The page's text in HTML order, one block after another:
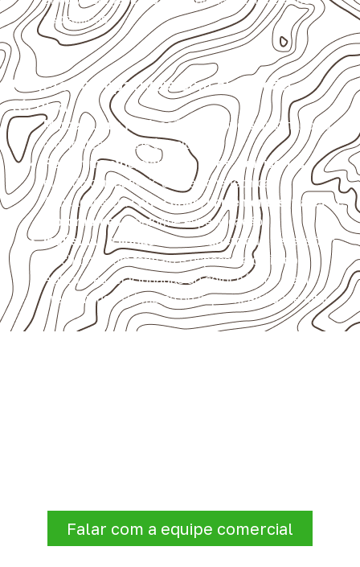
específicos.
Projetos compatíveis com avaliação
técnica
Marcenaria e fabricação de móveisdestinados a
ambientes sujeitos à umidade.
Revestimentos, paredes, pisos e divisórias,
quando compatíveis com a ficha técnica.
Aplicações emcarrocerias, implementos, trailers e
motorhomes, conforme especificação.
Indústrias e linhas de montagem que necessitam
de chapas com formato e espessura definidos.
Aplicações relacionadas ao setor náutico, sem
presumir uso submerso ou impermeabilidade total.
Falar com a equipe comercial